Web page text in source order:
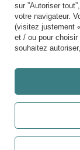
sur ”Autoriser
votre navigateur.
(visitez justement
et / ou pour
souhaitez